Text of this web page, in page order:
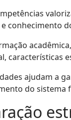
conhecimento
características
ajudam a
do sistema